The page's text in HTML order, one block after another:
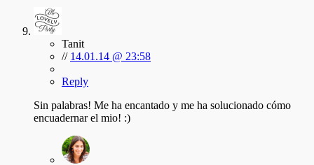
Tanit
// 14.01.14 @ 23:58
Reply
Sin palabras! Me ha encantado y me ha solucionado cómo
encuadernar el mio! :)